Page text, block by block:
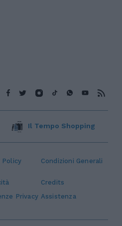
Policy Condizioni Generali
Credits
Privacy Assistenza
Il Tempo Shopping